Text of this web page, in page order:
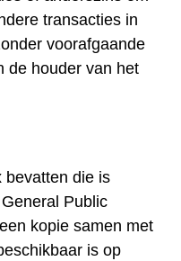
transacties in
voorafgaande
de houder van het
bevatten die is
Public
kopie samen met
is op